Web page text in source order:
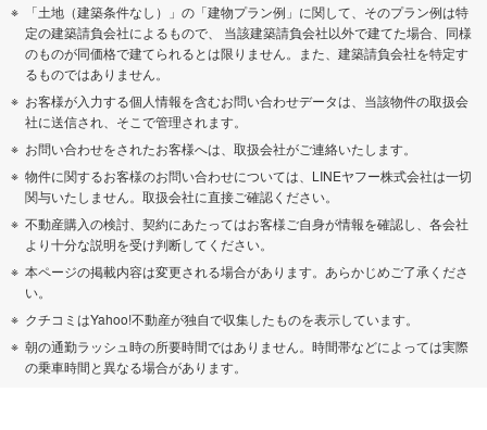
「土地（建築条件なし）」の「建物プラン例」に関して、そのプラン例は特
定の建築請負会社によるもので、 当該建築請負会社以外で建てた場合、同様
のものが同価格で建てられるとは限りません。また、建築請負会社を特定す
るものではありません。
お客様が入力する個人情報を含むお問い合わせデータは、当該物件の取扱会
社に送信され、そこで管理されます。
お問い合わせをされたお客様へは、取扱会社がご連絡いたします。
物件に関するお客様のお問い合わせについては、LINEヤフー株式会社は一切
関与いたしません。取扱会社に直接ご確認ください。
不動産購入の検討、契約にあたってはお客様ご自身が情報を確認し、各会社
より十分な説明を受け判断してください。
本ページの掲載内容は変更される場合があります。あらかじめご了承くださ
い。
クチコミはYahoo!不動産が独自で収集したものを表示しています。
朝の通勤ラッシュ時の所要時間ではありません。時間帯などによっては実際
の乗車時間と異なる場合があります。